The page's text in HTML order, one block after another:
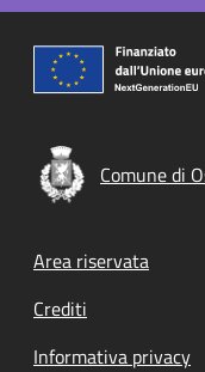
Comune di
Footer
Area riservata
Crediti
Informativa privacy